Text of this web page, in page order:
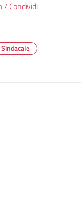
/ Condividi
Sindacale